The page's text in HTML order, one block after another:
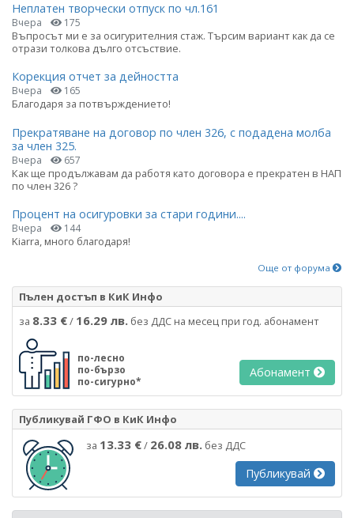
Неплатен творчески отпуск по чл.161
Вчера 175
Въпросът ми е за осигурителния стаж. Търсим вариант как да се
отрази толкова дълго отсъствие.
Корекция отчет за дейността
Вчера 165
Благодаря за потвърждението!
Прекратяване на договор по член 326, с подадена молба
за член 325.
Вчера 657
Как ще продължавам да работя като договора е прекратен в НАП
по член 326 ?
Процент на осигуровки за стари години....
Вчера 144
Kiarra, много благодаря!
Още от форума
Пълен достъп в КиК Инфо
за 8.33 €/ 16.29 лв. без ДДС на месец при год. абонамент
по-лесно
по-бързо
по-сигурно*
Абонамент
Публикувай ГФО в КиК Инфо
за 13.33 €/ 26.08 лв. без ДДС
Публикувай